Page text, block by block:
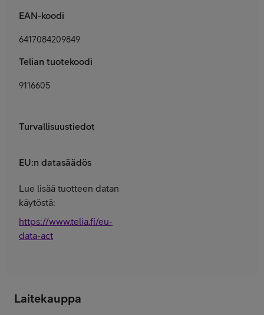
EAN-koodi
6417084209849
Telian tuotekoodi
9116605
Turvallisuustiedot
EU:n datasäädös
Lue lisää tuotteen datan
käytöstä:
https://www.telia.fi/eu-
data-act
Laitekauppa